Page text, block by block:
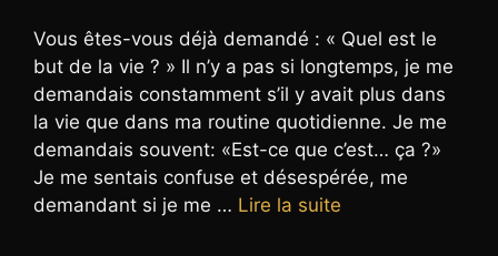
Vous êtes-vous déjà demandé : « Quel est le
but de la vie ? » Il n’y a pas si longtemps, je me
demandais constamment s’il y avait plus dans
la vie que dans ma routine quotidienne. Je me
demandais souvent: «Est-ce que c’est… ça ?»
Je me sentais confuse et désespérée, me
demandant si je me … Lire la suite